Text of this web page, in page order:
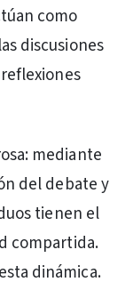
como
discusiones
mediante
del debate y
tienen el
compartida.
dinámica.